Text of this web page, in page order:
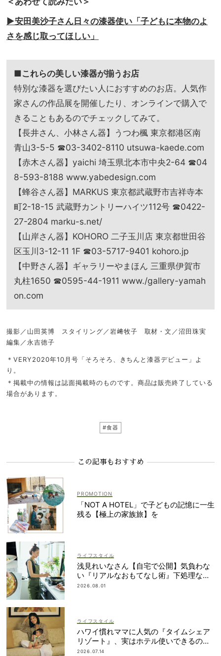
▶︎安田美沙子さん日々の漆器使い「子どもに本物のよ
さを感じ取ってほしい」
■これらの美しい漆器が揃うお店
特別な漆器を選びたい人におすすめのお店。人気作
家さんの作品展を開催したり、オンラインで購入で
きることもあるのでチェックしてみて。
【長井さん、小林さん器】うつわ楓 東京都港区南
青山3-5-5 ☎03-3402-8110 utsuwa-kaede.com
【赤木さん器】yaichi 埼玉県北本市中央2-64 ☎04
8-593-8188 www.yabedesign.com
【蜂谷さん器】MARKUS 東京都武蔵野市吉祥寺本
町2-18-15 武蔵野カントリーハイツ112号 ☎0422-
27-2804 marku-s.net/
【山岸さん器】KOHORO 二子玉川店 東京都世田谷
区玉川3-12-11 1F ☎03-5717-9401 kohoro.jp
【中野さん器】ギャラリーやまほん 三重県伊賀市
丸柱1650 ☎0595-44-1911 www./gallery-yamah
on.com
撮影／山田英博 スタイリング／岩﨑牧子 取材・文／沼田珠実
編集／永吉徳子
＊VERY2020年10月号「そろそろ、きちんと漆器デビュー」よ
り。
＊掲載中の情報は誌面掲載時のものです。商品は販売終了している
場合があります。
#食器
この記事もおすすめ
「NOT A HOTEL」で子どもの記憶に一生
残る【極上の家族旅】を
ライフスタイル
浅見れいなさん【自宅で公開】気負わな
い『リアルなおもてなし術』下処理なし
レシピや愛用品も
2026.08.01
ライフスタイル
ハワイ慣れママに人気の『タイムシェア
リゾート』、実はホテル使いできるの知
ってた？
2026.07.14